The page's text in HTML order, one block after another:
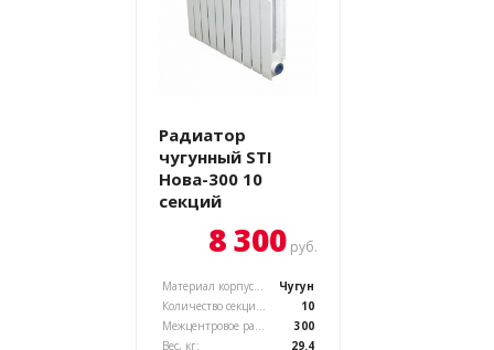
Радиатор
чугунный STI
Нова-300 10
секций
8 300 руб.
Материал корпуса, :
Чугун
Количество секций, :
10
Межцентровое расстояние, :
300
Вес, кг:
29.4